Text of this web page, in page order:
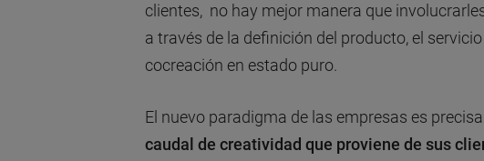
clientes, no hay mejor manera que
a través de la definición del producto, el
cocreación en estado puro.
El nuevo paradigma de las empresas es
caudal de creatividad que proviene de sus